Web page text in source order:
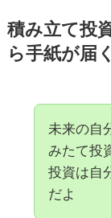
積み立て投
ら手紙が届
未来の自
みたて投
投資は自
だよ